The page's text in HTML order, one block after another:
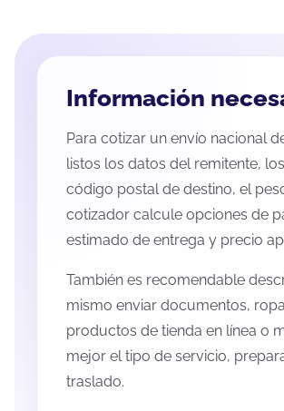
Información
Para cotizar un envío nacional
listos los datos del remitente,
código postal de destino, el
cotizador calcule opciones de
estimado de entrega y precio
También es recomendable
mismo enviar documentos,
productos de tienda en línea o
mejor el tipo de servicio,
traslado.